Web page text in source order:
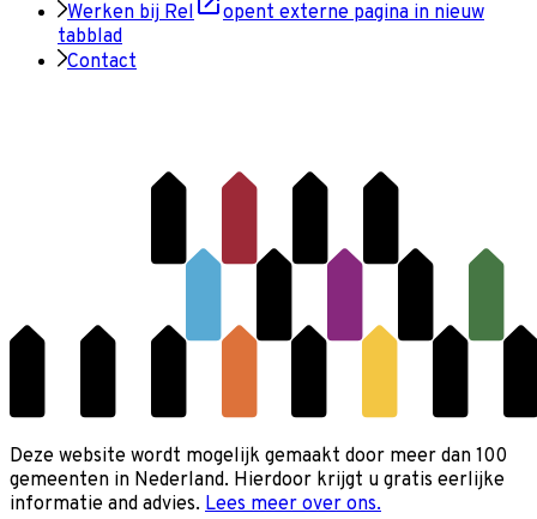
Werken bij Rel
opent externe pagina in nieuw
tabblad
Contact
Deze website wordt mogelijk gemaakt door meer dan 100
gemeenten in Nederland. Hierdoor krijgt u gratis eerlijke
informatie and advies. Lees meer over ons.